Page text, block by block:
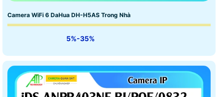
Camera WiFi 6 DaHua DH-H5AS Trong Nhà
5%-35%